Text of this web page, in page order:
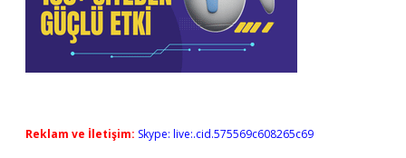
Reklam ve İletişim: Skype: live:.cid.575569c608265c69